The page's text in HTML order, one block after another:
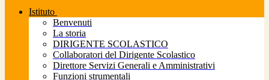
Istituto
Benvenuti
La storia
DIRIGENTE SCOLASTICO
Collaboratori del Dirigente Scolastico
Direttore Servizi Generali e Amministrativi
Funzioni strumentali